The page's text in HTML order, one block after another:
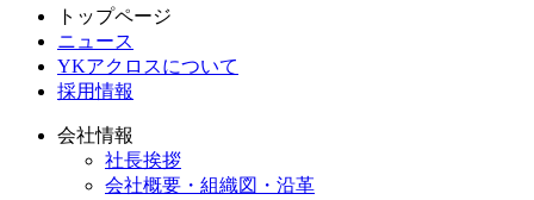
トップページ
ニュース
YKアクロスについて
採用情報
会社情報
社長挨拶
会社概要・組織図・沿革